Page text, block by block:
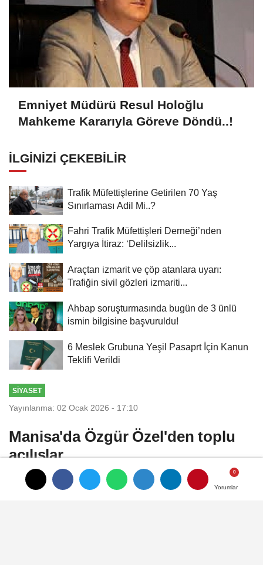
Yorumlar
Emniyet Müdürü Resul Holoğlu
Mahkeme Kararıyla Göreve Döndü..!
İLGINIZI ÇEKEBILIR
Trafik Müfettişlerine Getirilen 70 Yaş
Sınırlaması Adil Mi..?
Fahri Trafik Müfettişleri Derneği’nden
Yargıya İtiraz: ‘Delilsizlik...
Araçtan izmarit ve çöp atanlara uyarı:
Trafiğin sivil gözleri izmariti...
Ahbap soruşturmasında bugün de 3 ünlü
ismin bilgisine başvuruldu!
6 Meslek Grubuna Yeşil Pasaprt İçin Kanun
Teklifi Verildi
SIYASET
Yayınlanma: 02 Ocak 2026 - 17:10
Manisa'da Özgür Özel'den toplu
açılışlar
CHP Genel Başkanı Özgür Özel’in katıldığı
Yorumlar